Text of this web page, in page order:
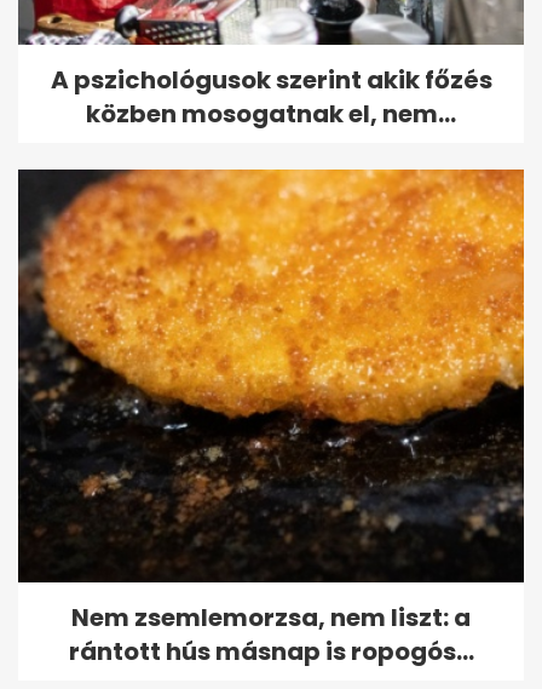
A pszichológusok szerint akik főzés
közben mosogatnak el, nem...
Nem zsemlemorzsa, nem liszt: a
rántott hús másnap is ropogós...